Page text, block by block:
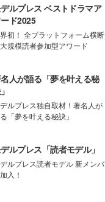
ルプレス ベストドラマア
ド2025
初！ 全プラットフォーム横断
規模読者参加型アワード
人が語る「夢を叶える秘
ルプレス独自取材！著名人が
「夢を叶える秘訣」
ルプレス「読者モデル」
ルプレス読者モデル 新メンバ
入！